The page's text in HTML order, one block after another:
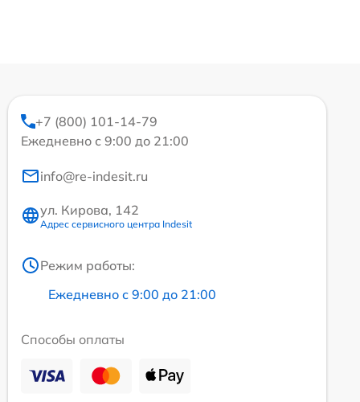
+7 (800) 101-14-79
Ежедневно с 9:00 до 21:00
info@re-indesit.ru
ул. Кирова, 142
Адрес сервисного центра Indesit
Режим работы:
Ежедневно с 9:00 до 21:00
Способы оплаты